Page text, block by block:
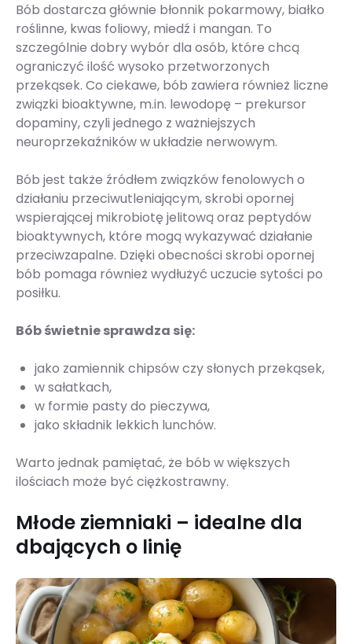
Bób dostarcza głównie błonnik pokarmowy, białko
roślinne, kwas foliowy, miedź i mangan. To
szczególnie dobry wybór dla osób, które chcą
ograniczyć ilość wysoko przetworzonych
przekąsek. Co ciekawe, bób zawiera również liczne
związki bioaktywne, m.in. lewodopę – prekursor
dopaminy, czyli jednego z ważniejszych
neuroprzekaźników w układzie nerwowym.
Bób jest także źródłem związków fenolowych o
działaniu przeciwutleniającym, skrobi opornej
wspierającej mikrobiotę jelitową oraz peptydów
bioaktywnych, które mogą wykazywać działanie
przeciwzapalne. Dzięki obecności skrobi opornej
bób pomaga również wydłużyć uczucie sytości po
posiłku.
Bób świetnie sprawdza się:
jako zamiennik chipsów czy słonych przekąsek,
w sałatkach,
w formie pasty do pieczywa,
jako składnik lekkich lunchów.
Warto jednak pamiętać, że bób w większych
ilościach może być ciężkostrawny.
Młode ziemniaki – idealne dla
dbających o linię